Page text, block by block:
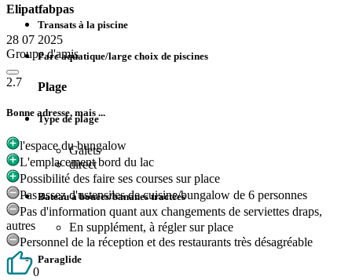
Transats à la piscine
Parc aquatique/large choix de piscines
Plage
Type de plage
Galets
direct
Bateau à bouées/bananes tractées
En supplément, à régler sur place
Paraglide
Elipatfabpas
28 07 2025
Groupe d'amis
2.7
Bonne adresse, mais ...
l'espace du bungalow
L'emplacement bord du lac
Possibilité des faire ses courses sur place
Pas assez d'ustensiles de cuisine/bungalow de 6 personnes
Pas d'information quant aux changements de serviettes draps,
autres
Personnel de la réception et des restaurants très désagréable
0